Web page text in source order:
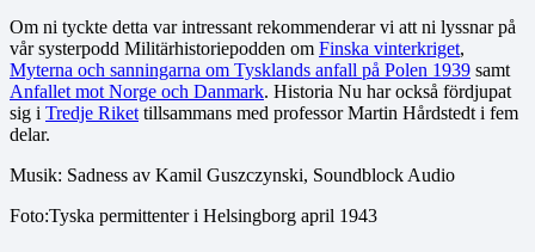
Om ni tyckte detta var intressant rekommenderar vi att ni lyssnar på
vår systerpodd Militärhistoriepodden om Finska vinterkriget,
Myterna och sanningarna om Tysklands anfall på Polen 1939 samt
Anfallet mot Norge och Danmark. Historia Nu har också fördjupat
sig i Tredje Riket tillsammans med professor Martin Hårdstedt i fem
delar.
Musik: Sadness av Kamil Guszczynski, Soundblock Audio
Foto:Tyska permittenter i Helsingborg april 1943